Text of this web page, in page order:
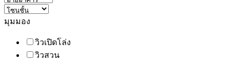
มุมมอง
วิวเปิดโล่ง
วิวสวน